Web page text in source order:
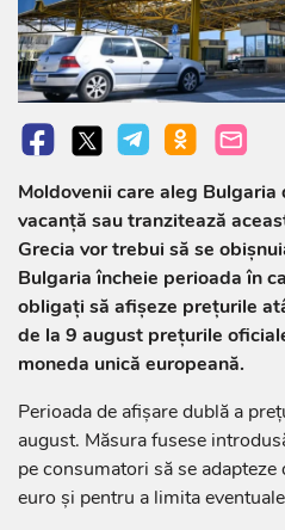
Moldovenii care aleg
vacanță sau tranzitează
Grecia vor trebui să se
Bulgaria încheie perioada în
obligați să afișeze prețurile
de la 9 august prețurile
moneda unică europeană.
Perioada de afișare dublă a
august. Măsura fusese
pe consumatori să se
euro și pentru a limita